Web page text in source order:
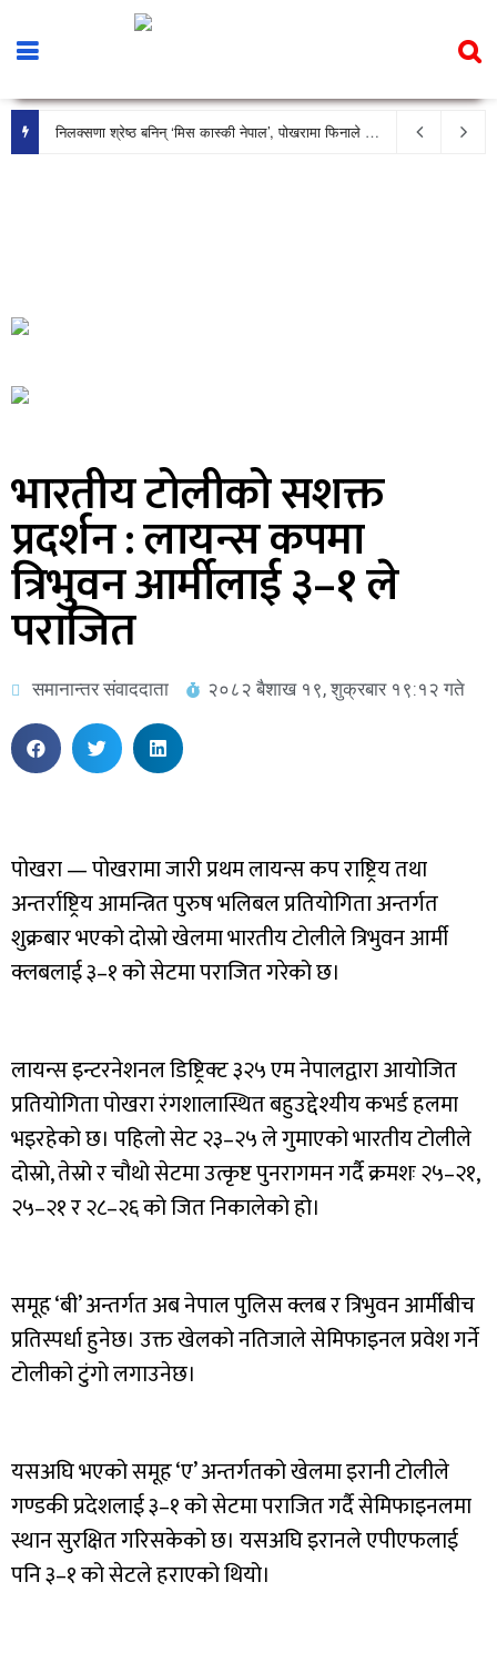
निलक्सणा श्रेष्ठ बनिन् ‘मिस कास्की नेपाल’, पोखरामा फिनाले भव्य रूपमा सम्पन्न
भारतीय टोलीको सशक्त
प्रदर्शन : लायन्स कपमा
त्रिभुवन आर्मीलाई ३–१ ले
पराजित
समानान्तर संवाददाता २०८२ बैशाख १९, शुक्रबार १९:१२ गते
पोखरा — पोखरामा जारी प्रथम लायन्स कप राष्ट्रिय तथा
अन्तर्राष्ट्रिय आमन्त्रित पुरुष भलिबल प्रतियोगिता अन्तर्गत
शुक्रबार भएको दोस्रो खेलमा भारतीय टोलीले त्रिभुवन आर्मी
क्लबलाई ३–१ को सेटमा पराजित गरेको छ।
लायन्स इन्टरनेशनल डिष्ट्रिक्ट ३२५ एम नेपालद्वारा आयोजित
प्रतियोगिता पोखरा रंगशालास्थित बहुउद्देश्यीय कभर्ड हलमा
भइरहेको छ। पहिलो सेट २३–२५ ले गुमाएको भारतीय टोलीले
दोस्रो, तेस्रो र चौथो सेटमा उत्कृष्ट पुनरागमन गर्दै क्रमशः २५–२१,
२५–२१ र २८–२६ को जित निकालेको हो।
समूह ‘बी’ अन्तर्गत अब नेपाल पुलिस क्लब र त्रिभुवन आर्मीबीच
प्रतिस्पर्धा हुनेछ। उक्त खेलको नतिजाले सेमिफाइनल प्रवेश गर्ने
टोलीको टुंगो लगाउनेछ।
यसअघि भएको समूह ‘ए’ अन्तर्गतको खेलमा इरानी टोलीले
गण्डकी प्रदेशलाई ३–१ को सेटमा पराजित गर्दै सेमिफाइनलमा
स्थान सुरक्षित गरिसकेको छ। यसअघि इरानले एपीएफलाई
पनि ३–१ को सेटले हराएको थियो।